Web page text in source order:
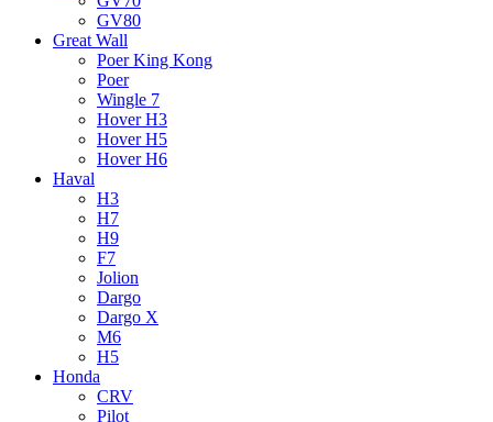
GV80
Great Wall
Poer King Kong
Poer
Wingle 7
Hover H3
Hover H5
Hover H6
Haval
H3
H7
H9
F7
Jolion
Dargo
Dargo X
M6
H5
Honda
CRV
Pilot